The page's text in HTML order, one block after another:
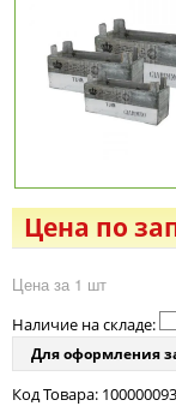
Цена по
Цена за 1 шт
Наличие на складе:
Для оформления
Код Товара: